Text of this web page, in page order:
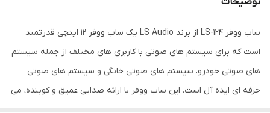
اندازه میدرنج 35x35x15 میلی‌متر
ساب ووفر LS-124 از برند LS Audio یک ساب ووفر 12 اینچی قدرتمند
است که برای سیستم های صوتی با کاربری های مختلف از جمله سیستم
های صوتی خودرو، سیستم های صوتی خانگی و سیستم های صوتی
حرفه ای ایده آل است. این ساب ووفر با ارائه صدایی عمیق و کوبنده، می